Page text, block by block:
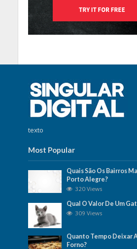
texto
Most Popular
Quais São Os Bairros
Porto Alegre?
320 Views
Qual O Valor De Um
309 Views
Quanto Tempo Deixar
Forno?